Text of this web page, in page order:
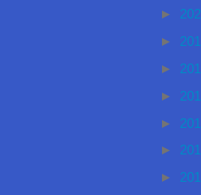
►
►
►
►
►
►
►